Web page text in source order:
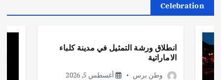
Celebration
انطلاق ورشة التمثيل في مدينة كلباء
الاماراتية
وطن برس أغسطس 5, 2026